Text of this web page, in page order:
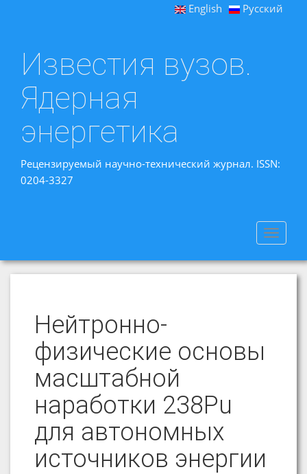
English Русский
Известия вузов.
Ядерная
энергетика
Рецензируемый научно-технический журнал. ISSN:
0204-3327
Toggle
Нейтронно-
физические основы
масштабной
наработки 238Pu
для автономных
источников энергии